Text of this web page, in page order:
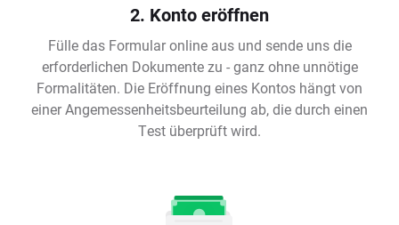
2. Konto eröffnen
Fülle das Formular online aus und sende uns die
erforderlichen Dokumente zu - ganz ohne unnötige
Formalitäten. Die Eröffnung eines Kontos hängt von
einer Angemessenheitsbeurteilung ab, die durch einen
Test überprüft wird.